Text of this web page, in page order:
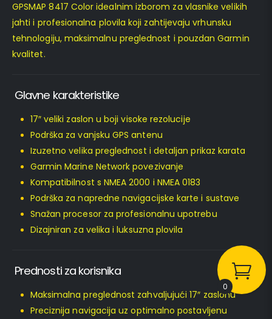
GPSMAP 8417 Color idealnim izborom za vlasnike velikih
jahti i profesionalna plovila koji zahtijevaju vrhunsku
tehnologiju, maksimalnu preglednost i pouzdan Garmin
kvalitet.
Glavne karakteristike
17″ veliki zaslon u boji visoke rezolucije
Podrška za vanjsku GPS antenu
Izuzetno velika preglednost i detaljan prikaz karata
Garmin Marine Network povezivanje
Kompatibilnost s NMEA 2000 i NMEA 0183
Podrška za napredne navigacijske karte i sustave
Snažan procesor za profesionalnu upotrebu
Dizajniran za velika i luksuzna plovila
Prednosti za korisnika
Maksimalna preglednost zahvaljujući 17″ zaslonu
Preciznija navigacija uz optimalno postavljenu
0